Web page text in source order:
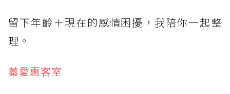
留下年齡＋現在的感情困擾，我陪你一起整
理。
蓁愛惠客室